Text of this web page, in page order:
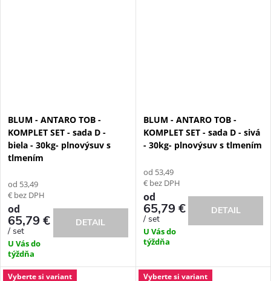
BLUM - ANTARO TOB -
KOMPLET SET - sada D -
biela - 30kg- plnovýsuv s
tlmením
od 53,49
€ bez DPH
od
65,79 €
/ set
U Vás do
týždňa
DETAIL
BLUM - ANTARO TOB -
KOMPLET SET - sada D - sivá
- 30kg- plnovýsuv s tlmením
od 53,49
€ bez DPH
od
65,79 €
/ set
U Vás do
týždňa
DETAIL
Vyberte si variant Vyberte si variant